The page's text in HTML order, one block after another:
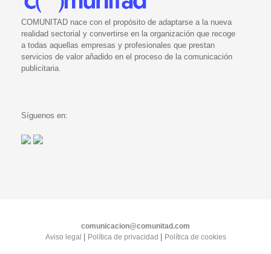
COMUNITAD nace con el propósito de adaptarse a la nueva
realidad sectorial y convertirse en la organización que recoge
a todas aquellas empresas y profesionales que prestan
servicios de valor añadido en el proceso de la comunicación
publicitaria.
Síguenos en:
comunicacion@comunitad.com
Aviso legal | Política de privacidad | Política de cookies